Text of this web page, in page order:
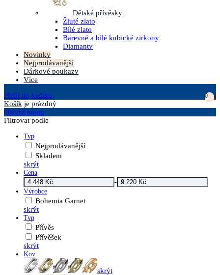
Dětské přívěsky
Žluté zlato
Bílé zlato
Barevné a bílé kubické zirkony
Diamanty
Novinky
Nejprodávanější
Dárkové poukazy
Více
Přejít do košíku
0
Košík je prázdný
Otevřít menu
Filtrovat podle
Typ
Nejprodávanější
Skladem
skrýt
Cena
-
Výrobce
Bohemia Garnet
skrýt
Typ
Přívěs
Přívěšek
skrýt
Kov
skrýt